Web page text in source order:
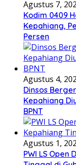
Agustus 7,
Kodim 0409
Kepahiang,
Persen
Agustus 4,
Dinsos
Kepahiang
BPNT
Agustus 1,
PWI LS Open